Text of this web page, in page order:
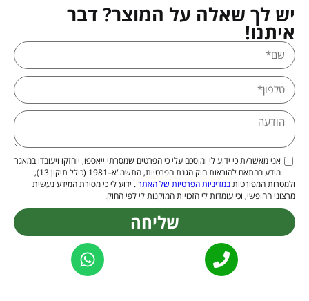
יש לך שאלה על המוצר? דבר
איתנו!
אני מאשר/ת כי ידוע לי ומוסכם עלי כי הפרטים שמסרתי ייאספו, יוחזקו ויעובדו במאגר
מידע בהתאם להוראות חוק הגנת הפרטיות, התשמ"א–1981 (כולל תיקון 13),
ולמטרות המפורטותבמדיניות הפרטיות של האתר. ידוע לי כי מסירת המידע נעשית
מרצוני החופשי, וכי עומדות לי הזכויות המוקנות לי לפי החוק.
שליחה